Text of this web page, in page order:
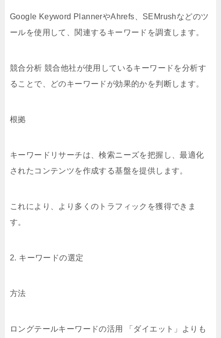
Google Keyword PlannerやAhrefs、SEMrushなどのツ
ールを使用して、関連するキーワードを調査します。
競合分析 競合他社が使用しているキーワードを分析す
ることで、どのキーワードが効果的かを判断します。
根拠
キーワードリサーチは、検索ニーズを把握し、最適化
されたコンテンツを作成する基盤を提供します。
これにより、より多くのトラフィックを獲得できま
す。
2. キーワードの選定
方法
ロングテールキーワードの活用 「ダイエット」よりも